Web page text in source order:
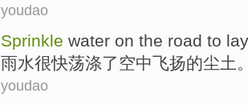
youdao
Sprinkle water on the road to
雨水很快荡涤了空中飞扬的尘土
youdao